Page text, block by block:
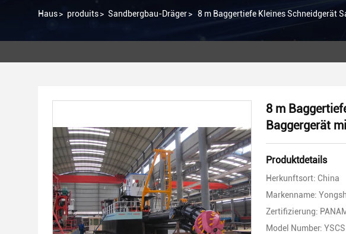
Haus> produits> Sandbergbau-Dräger> 8 m Baggertiefe Kleines Schneidgerät
8 m
Baggergerät
Produktdetails
Herkunftsort: China
Markenname:
Zertifizierung:
Model Number: